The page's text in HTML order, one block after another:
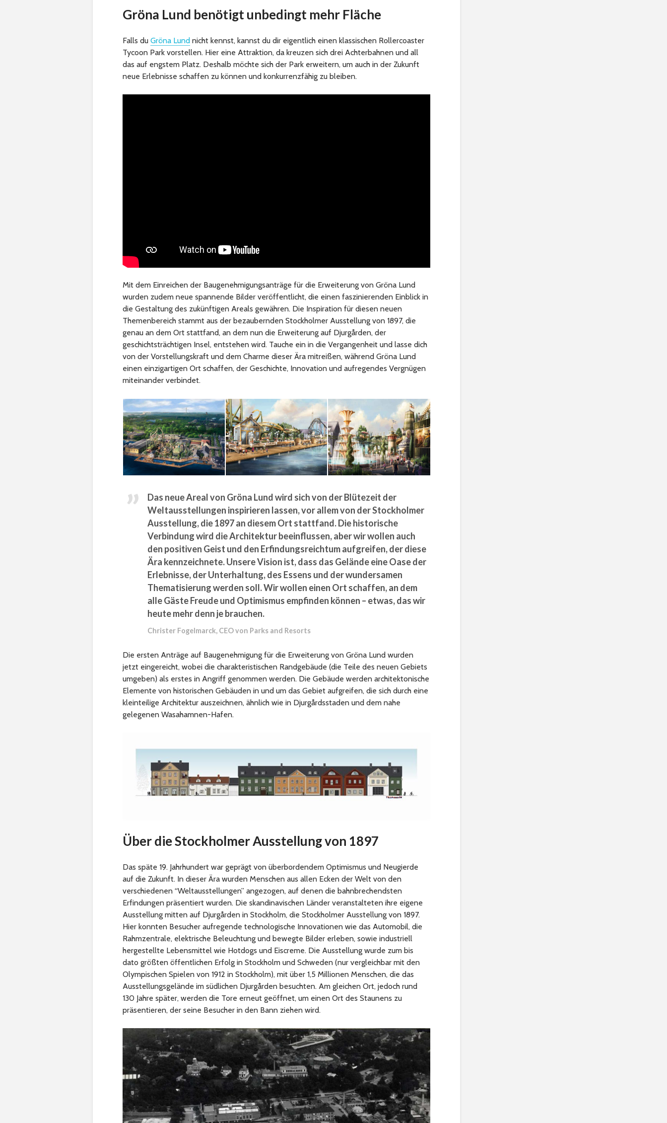
Gröna Lund benötigt unbedingt mehr Fläche
Falls du Gröna Lund nicht kennst, kannst du dir eigentlich einen klassischen Rollercoaster
Tycoon Park vorstellen. Hier eine Attraktion, da kreuzen sich drei Achterbahnen und all
das auf engstem Platz. Deshalb möchte sich der Park erweitern, um auch in der Zukunft
neue Erlebnisse schaffen zu können und konkurrenzfähig zu bleiben.
Mit dem Einreichen der Baugenehmigungsanträge für die Erweiterung von Gröna Lund
wurden zudem neue spannende Bilder veröffentlicht, die einen faszinierenden Einblick in
die Gestaltung des zukünftigen Areals gewähren. Die Inspiration für diesen neuen
Themenbereich stammt aus der bezaubernden Stockholmer Ausstellung von 1897, die
genau an dem Ort stattfand, an dem nun die Erweiterung auf Djurgården, der
geschichtsträchtigen Insel, entstehen wird. Tauche ein in die Vergangenheit und lasse dich
von der Vorstellungskraft und dem Charme dieser Ära mitreißen, während Gröna Lund
einen einzigartigen Ort schaffen, der Geschichte, Innovation und aufregendes Vergnügen
miteinander verbindet.
Das neue Areal von Gröna Lund wird sich von der Blütezeit der
Weltausstellungen inspirieren lassen, vor allem von der Stockholmer
Ausstellung, die 1897 an diesem Ort stattfand. Die historische
Verbindung wird die Architektur beeinflussen, aber wir wollen auch
den positiven Geist und den Erfindungsreichtum aufgreifen, der diese
Ära kennzeichnete. Unsere Vision ist, dass das Gelände eine Oase der
Erlebnisse, der Unterhaltung, des Essens und der wundersamen
Thematisierung werden soll. Wir wollen einen Ort schaffen, an dem
alle Gäste Freude und Optimismus empfinden können – etwas, das wir
heute mehr denn je brauchen.
Christer Fogelmarck, CEO von Parks and Resorts
Die ersten Anträge auf Baugenehmigung für die Erweiterung von Gröna Lund wurden
jetzt eingereicht, wobei die charakteristischen Randgebäude (die Teile des neuen Gebiets
umgeben) als erstes in Angriff genommen werden. Die Gebäude werden architektonische
Elemente von historischen Gebäuden in und um das Gebiet aufgreifen, die sich durch eine
kleinteilige Architektur auszeichnen, ähnlich wie in Djurgårdsstaden und dem nahe
gelegenen Wasahamnen-Hafen.
Über die Stockholmer Ausstellung von 1897
Das späte 19. Jahrhundert war geprägt von überbordendem Optimismus und Neugierde
auf die Zukunft. In dieser Ära wurden Menschen aus allen Ecken der Welt von den
verschiedenen “Weltausstellungen” angezogen, auf denen die bahnbrechendsten
Erfindungen präsentiert wurden. Die skandinavischen Länder veranstalteten ihre eigene
Ausstellung mitten auf Djurgården in Stockholm, die Stockholmer Ausstellung von 1897.
Hier konnten Besucher aufregende technologische Innovationen wie das Automobil, die
Rahmzentrale, elektrische Beleuchtung und bewegte Bilder erleben, sowie industriell
hergestellte Lebensmittel wie Hotdogs und Eiscreme. Die Ausstellung wurde zum bis
dato größten öffentlichen Erfolg in Stockholm und Schweden (nur vergleichbar mit den
Olympischen Spielen von 1912 in Stockholm), mit über 1,5 Millionen Menschen, die das
Ausstellungsgelände im südlichen Djurgården besuchten. Am gleichen Ort, jedoch rund
130 Jahre später, werden die Tore erneut geöffnet, um einen Ort des Staunens zu
präsentieren, der seine Besucher in den Bann ziehen wird.